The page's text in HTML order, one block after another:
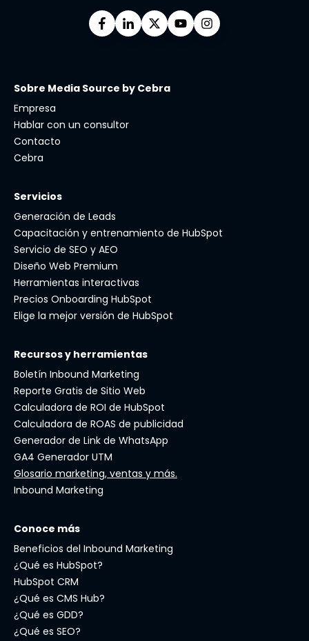
Sobre Media Source by Cebra
Empresa
Hablar con un consultor
Contacto
Cebra
Servicios
Generación de Leads
Capacitación y entrenamiento de HubSpot
Servicio de SEO y AEO
Diseño Web Premium
Herramientas interactivas
Precios Onboarding HubSpot
Elige la mejor versión de HubSpot
Recursos y herramientas
Boletín Inbound Marketing
Reporte Gratis de Sitio Web
Calculadora de ROI de HubSpot
Calculadora de ROAS de publicidad
Generador de Link de WhatsApp
GA4 Generador UTM
Glosario marketing, ventas y más.
Inbound Marketing
Conoce más
Beneficios del Inbound Marketing
¿Qué es HubSpot?
HubSpot CRM
¿Qué es CMS Hub?
¿Qué es GDD?
¿Qué es SEO?